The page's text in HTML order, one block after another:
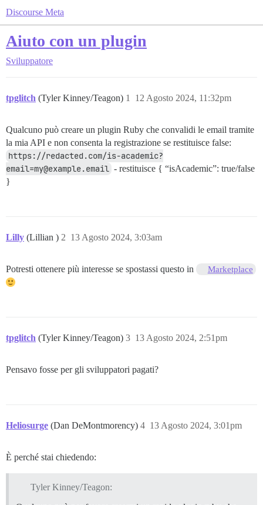
Discourse Meta
Aiuto con un plugin
Sviluppatore
tpglitch (Tyler Kinney/Teagon) 12 Agosto 2024, 11:32pm
1
Qualcuno può creare un plugin Ruby che convalidi le email tramite
la mia API e non consenta la registrazione se restituisce false:
https://redacted.com/is-academic?
email=my@example.email - restituisce { “isAcademic”: true/false
}
Lilly (Lillian ) 13 Agosto 2024, 3:03am
2
Potresti ottenere più interesse se spostassi questo in Marketplace
tpglitch (Tyler Kinney/Teagon) 13 Agosto 2024, 2:51pm
3
Pensavo fosse per gli sviluppatori pagati?
Heliosurge (Dan DeMontmorency) 13 Agosto 2024, 3:01pm
4
È perché stai chiedendo:
Tyler Kinney/Teagon: